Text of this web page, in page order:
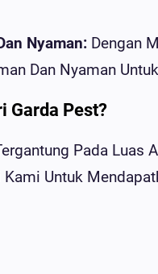
Nyaman: Dengan
Dan Nyaman
Garda Pest?
Pada Luas
Untuk